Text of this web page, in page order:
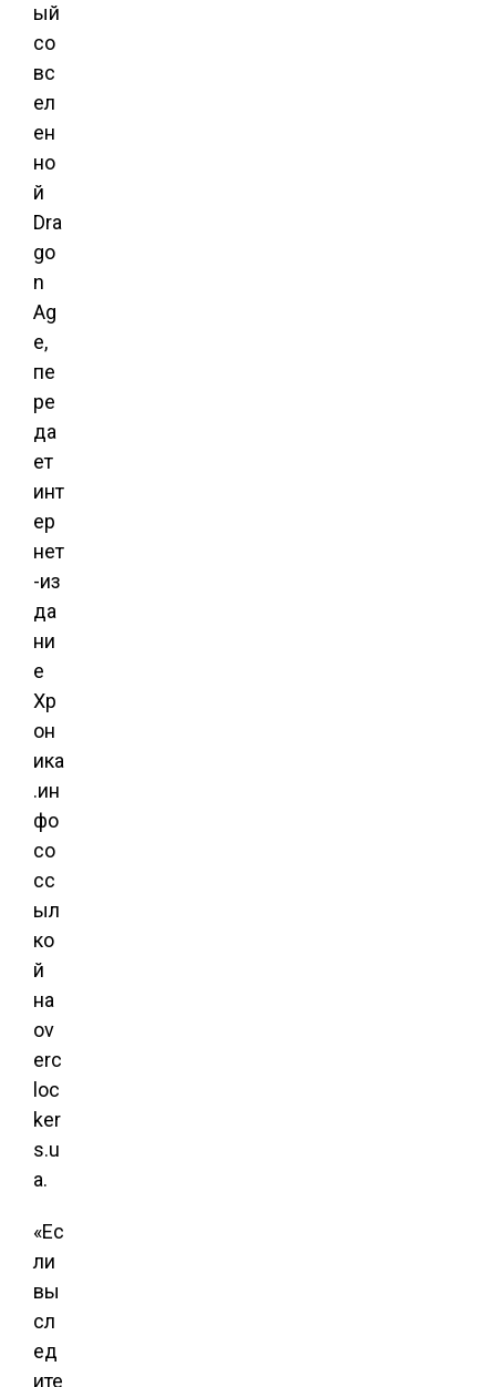
ый
со
вс
ел
ен
но
й
Dra
go
n
Ag
e,
пе
ре
да
ет
инт
ер
нет
-из
да
ни
е
Хр
он
ика
.ин
фо
со
сс
ыл
ко
й
на
ov
erc
loc
ker
s.u
a.
«Ес
ли
вы
сл
ед
ите